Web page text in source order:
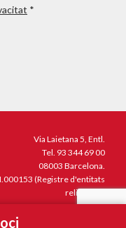
*
Via Laietana 5, Entl.
Tel. 93 344 69 00
08003 Barcelona.
(Registre d'entitats
religioses)
|